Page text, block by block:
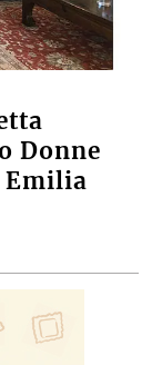
Donne
Emilia